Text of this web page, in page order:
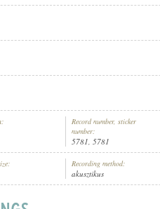
Record number, sticker
number:
5781, 5781
Recording method:
akusztikus